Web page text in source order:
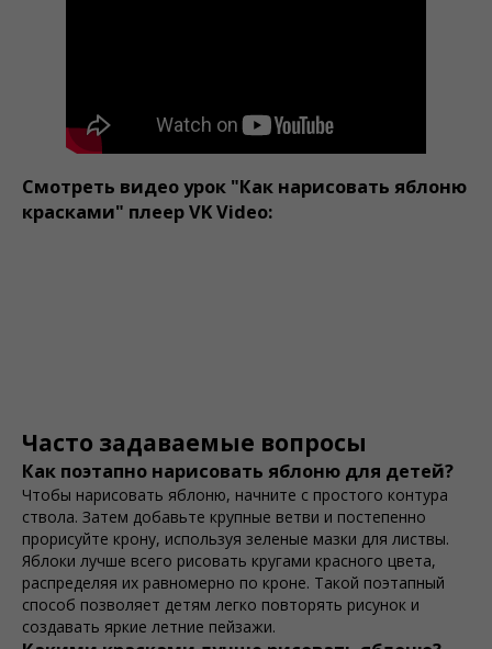
Смотреть видео урок "Как нарисовать яблоню
красками" плеер VK Video:
Часто задаваемые вопросы
Как поэтапно нарисовать яблоню для детей?
Чтобы нарисовать яблоню, начните с простого контура
ствола. Затем добавьте крупные ветви и постепенно
прорисуйте крону, используя зеленые мазки для листвы.
Яблоки лучше всего рисовать кругами красного цвета,
распределяя их равномерно по кроне. Такой поэтапный
способ позволяет детям легко повторять рисунок и
создавать яркие летние пейзажи.